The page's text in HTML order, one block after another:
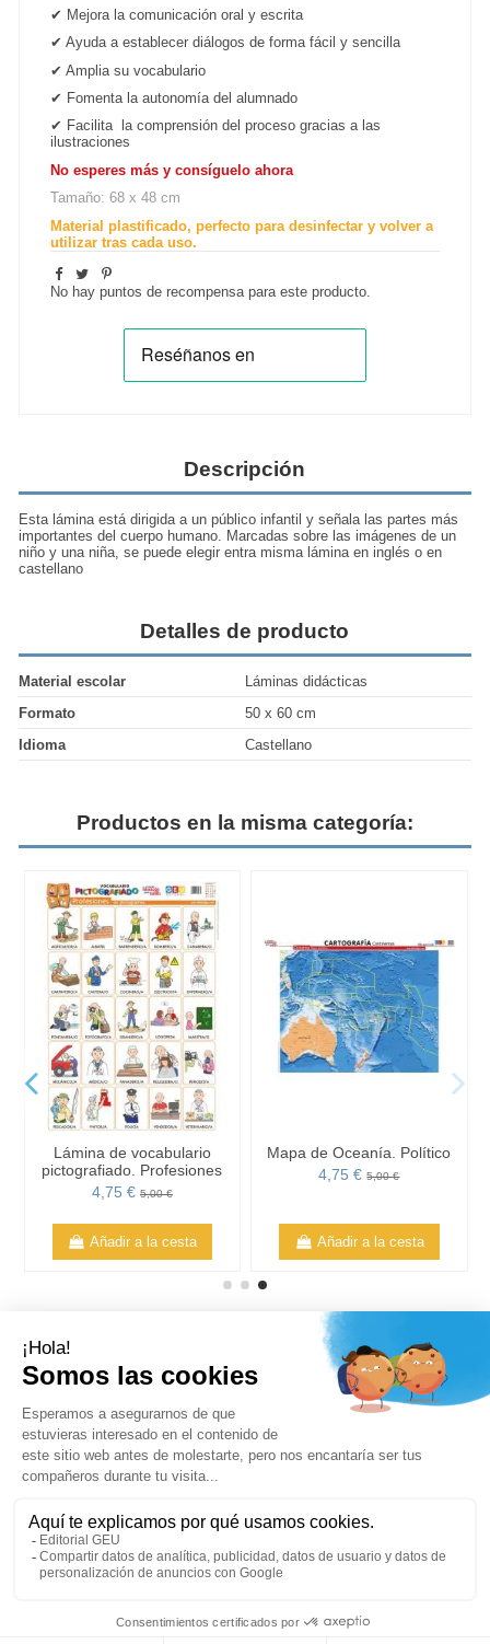
Añadir a la cesta
Comprar ya
✔ Mejora la comunicación oral y escrita
✔ Ayuda a establecer diálogos de forma fácil y sencilla
✔ Amplia su vocabulario
✔ Fomenta la autonomía del alumnado
✔ Facilita la comprensión del proceso gracias a las
ilustraciones
No esperes más y consíguelo ahora
Tamaño: 68 x 48 cm
Material plastificado, perfecto para desinfectar y volver a
utilizar tras cada uso.
No hay puntos de recompensa para este producto.
Descripción
Esta lámina está dirigida a un público infantil y señala las partes más
importantes del cuerpo humano. Marcadas sobre las imágenes de un
niño y una niña, se puede elegir entra misma lámina en inglés o en
castellano
Detalles de producto
Material escolar
Láminas didácticas
Formato
50 x 60 cm
Idioma
Castellano
Productos en la misma categoría:
Lámina de vocabulario
pictografiado. Profesiones
4,75 € 5,00 €
Añadir a la cesta
Mapa de Oceanía. Político
4,75 €5,00 €
Añadir a la cesta
Tu cuenta
Editorial GEU
Productos
Lo más leído